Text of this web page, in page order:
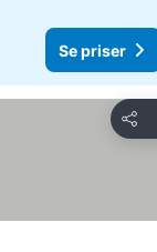
Se priser
Dela